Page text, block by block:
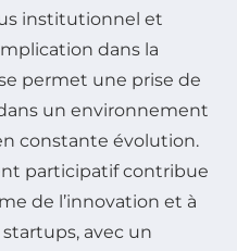
institutionnel et
dans la
permet une prise de
un environnement
constante évolution.
participatif contribue
de l’innovation et à
avec un